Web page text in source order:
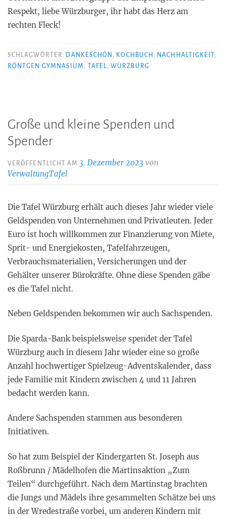
Respekt, liebe Würzburger, ihr habt das Herz am
rechten Fleck!
SCHLAGWÖRTER DANKESCHÖN , KOCHBUCH , NACHHALTIGKEIT,
RÖNTGEN GYMNASIUM , TAFEL,WÜRZBURG
Große und kleine Spenden und
Spender
VERÖFFENTLICHT AM 3. Dezember 2023 von
VerwaltungTafel
Die Tafel Würzburg erhält auch dieses Jahr wieder viele
Geldspenden von Unternehmen und Privatleuten. Jeder
Euro ist hoch willkommen zur Finanzierung von Miete,
Sprit- und Energiekosten, Tafelfahrzeugen,
Verbrauchsmaterialien, Versicherungen und der
Gehälter unserer Bürokräfte. Ohne diese Spenden gäbe
es die Tafel nicht.
Neben Geldspenden bekommen wir auch Sachspenden.
Die Sparda-Bank beispielsweise spendet der Tafel
Würzburg auch in diesem Jahr wieder eine so große
Anzahl hochwertiger Spielzeug-Adventskalender, dass
jede Familie mit Kindern zwischen 4 und 11 Jahren
bedacht werden kann.
Andere Sachspenden stammen aus besonderen
Initiativen.
So hat zum Beispiel der Kindergarten St. Joseph aus
Roßbrunn / Mädelhofen die Martinsaktion „Zum
Teilen“ durchgeführt. Nach dem Martinstag brachten
die Jungs und Mädels ihre gesammelten Schätze bei uns
in der Wredestraße vorbei, um anderen Kindern mit